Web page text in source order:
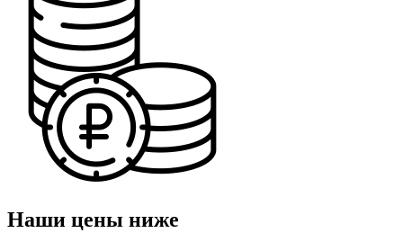
Наши цены ниже